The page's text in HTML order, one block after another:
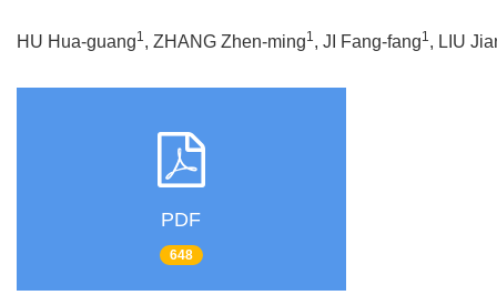
HU Hua-guang1, ZHANG Zhen-ming1, JI Fang-fang1, LIU
PDF
648